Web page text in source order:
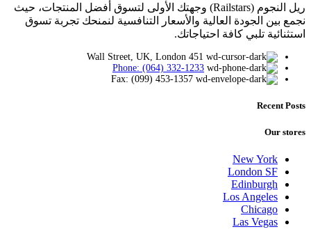
ريل النجوم (Railstars) وجهتك الأولى لتسوق أفضل المنتجات، حيث
نجمع بين الجودة العالية والأسعار التنافسية لنمنحك تجربة تسوق
استثنائية تلبي كافة احتياجاتك.
451 Wall Street, UK, London
Phone: (064) 332-1233
Fax: (099) 453-1357
Recent Posts
Our stores
New York
London SF
Edinburgh
Los Angeles
Chicago
Las Vegas